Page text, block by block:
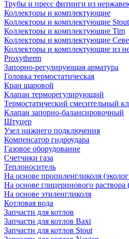
Трубы и пресс фитинги из
Коллекторы и комплектующие
Коллекторы и комплектующие Stout
Коллекторы и комплектующие Tim
Коллекторы и комплектующие
Коллекторы и комплектующие из
Proxytherm
Запорно-регулирующая арматура
Головка термостатическая
Кран шаровой
Клапан терморегулирующий
Термостатический смесительный
Клапан запорно-балансировочный
Штуцер
Узел нижнего подключения
Компенсатор гидроудара
Газовое оборудование
Счетчики газа
Теплоноситель
На основе пропиленгликоля
На основе глицеринового раствора
На основе этиленгликоля
Котловая вода
Запчасти для котлов
Запчасти для котлов Baxi
Запчасти для котлов Stout